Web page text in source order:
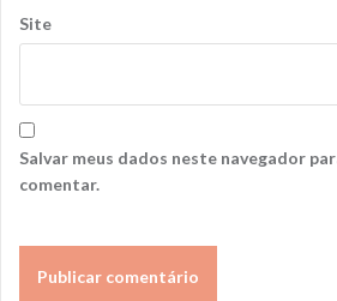
Site
Salvar meus dados neste navegador
comentar.